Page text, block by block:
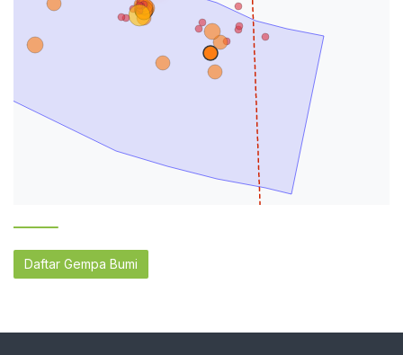
Daftar Gempa Bumi